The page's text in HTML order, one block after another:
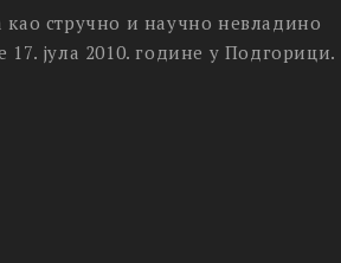
као стручно и научно невладино
17. јула 2010. године у Подгорици.